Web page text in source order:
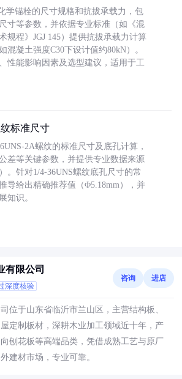
学锚栓的尺寸规格和抗拔承载力，包
寸等参数，并依据专业标准（如《混
规程》JGJ 145）提供抗拔承载力计算
混凝土强度C30下设计值约80kN）。
性能影响因素及选型建议，适用于工
标准尺寸
2A螺纹的标准尺寸及底孔计算，
差等关键参数，并提供专业数据来源
。针对1/4-36UNS螺纹底孔尺寸的常
导给出精确推荐值（Φ5.18mm），并
知识。
有限公司
深度核验
咨询 进店
位于山东省临沂市兰山区，主营结构板、
定制板材，深耕木业加工领域近十年，产
刨花板等高端品类，凭借成熟工艺与原厂
建材市场，专业可靠。